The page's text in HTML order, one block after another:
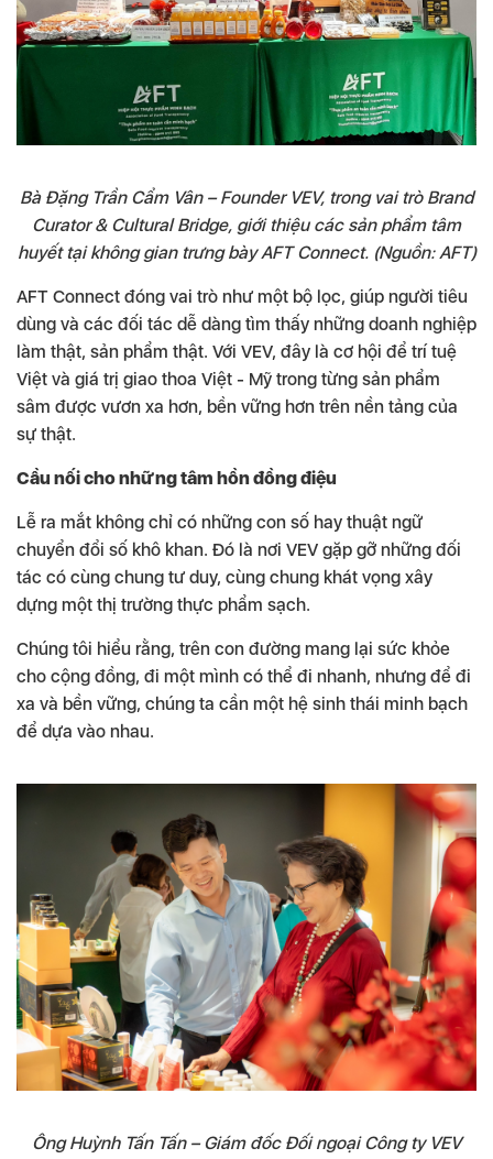
Bà Đặng Trần Cẩm Vân – Founder VEV, trong vai trò Brand
Curator & Cultural Bridge, giới thiệu các sản phẩm tâm
huyết tại không gian trưng bày AFT Connect. (Nguồn: AFT)
AFT Connect đóng vai trò như một bộ lọc, giúp người tiêu
dùng và các đối tác dễ dàng tìm thấy những doanh nghiệp
làm thật, sản phẩm thật. Với VEV, đây là cơ hội để trí tuệ
Việt và giá trị giao thoa Việt - Mỹ trong từng sản phẩm
sâm được vươn xa hơn, bền vững hơn trên nền tảng của
sự thật.
Cầu nối cho những tâm hồn đồng điệu
Lễ ra mắt không chỉ có những con số hay thuật ngữ
chuyển đổi số khô khan. Đó là nơi VEV gặp gỡ những đối
tác có cùng chung tư duy, cùng chung khát vọng xây
dựng một thị trường thực phẩm sạch.
Chúng tôi hiểu rằng, trên con đường mang lại sức khỏe
cho cộng đồng, đi một mình có thể đi nhanh, nhưng để đi
xa và bền vững, chúng ta cần một hệ sinh thái minh bạch
để dựa vào nhau.
Ông Huỳnh Tấn Tấn – Giám đốc Đối ngoại Công ty VEV